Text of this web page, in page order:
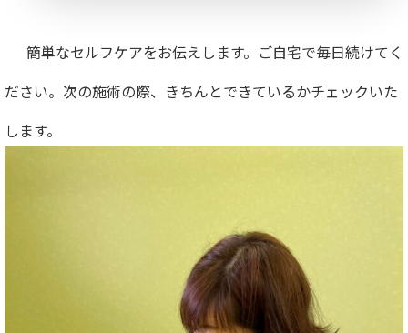
簡単なセルフケアをお伝えします。ご自宅で毎日続けてく
ださい。次の施術の際、きちんとできているかチェックいた
します。